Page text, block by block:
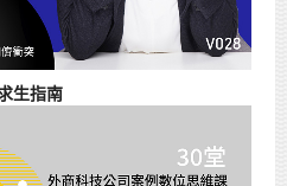
生指南